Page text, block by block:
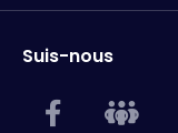
Suis-nous